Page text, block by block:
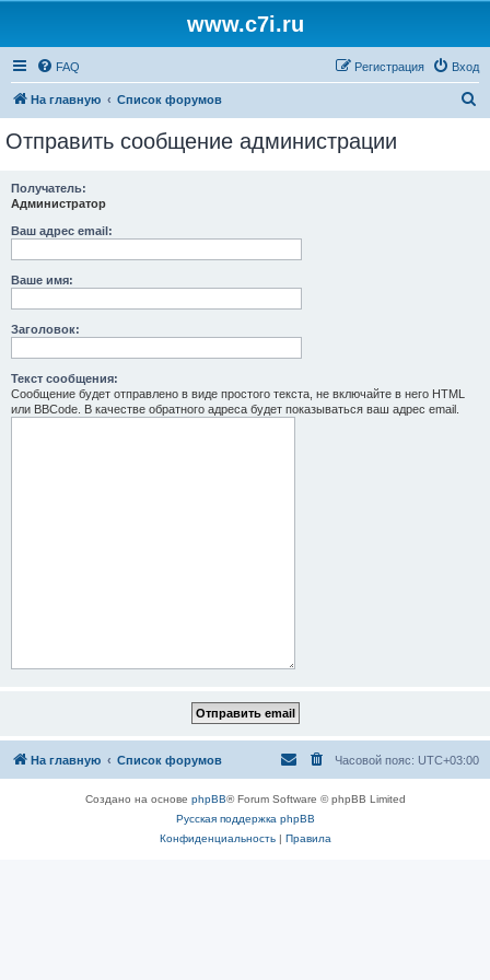
www.c7i.ru
FAQ Вход
Регистрация
На главную Список форумов
Отправить сообщение администрации
Получатель:
Администратор
Ваш адрес email:
Ваше имя:
Заголовок:
Текст сообщения:
Сообщение будет отправлено в виде простого текста, не включайте в него HTML
или BBCode. В качестве обратного адреса будет показываться ваш адрес email.
На главную Список форумов Часовой пояс: UTC+03:00
Создано на основе phpBB® Forum Software © phpBB Limited
Русская поддержка phpBB
Конфиденциальность| Правила